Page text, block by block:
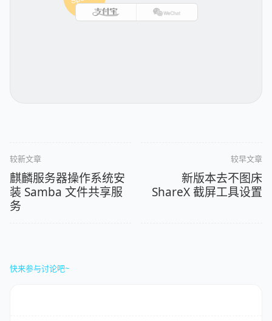
较新文章
麒麟服务器操作系统安
装 Samba 文件共享服
务
较早文章
新版本去不图床
ShareX 截屏工具设置
快来参与讨论吧~